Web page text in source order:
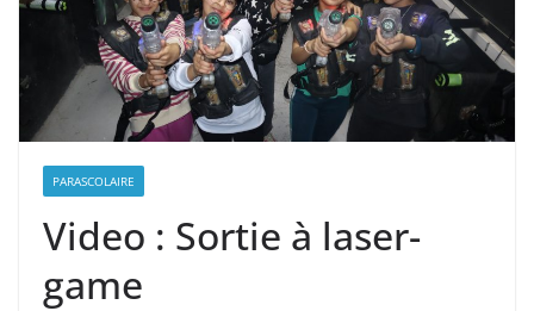
PARASCOLAIRE
Video : Sortie à laser-
game